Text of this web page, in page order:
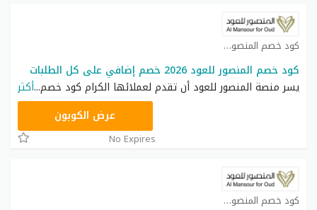
كود خصم المنصور للعود كوبون
كود خصم المنصور للعود 2026 خصم إضافي على كل الطلبات
يسر منصة المنصور للعود أن تقدم لعملائها الكرام كود خصم...أكثر
عرض الكوبون
No Expires
كود خصم المنصور للعود كوبون